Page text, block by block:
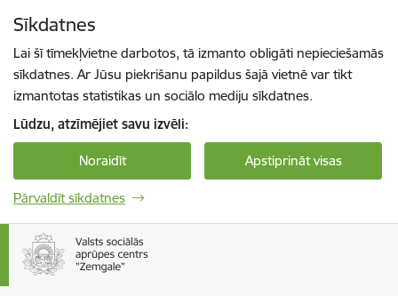
Sīkdatnes
Lai šī tīmekļvietne darbotos, tā izmanto obligāti nepieciešamās
sīkdatnes. Ar Jūsu piekrišanu papildus šajā vietnē var tikt
izmantotas statistikas un sociālo mediju sīkdatnes.
Lūdzu, atzīmējiet savu izvēli:
Noraidīt Apstiprināt visas
Pārvaldīt sīkdatnes